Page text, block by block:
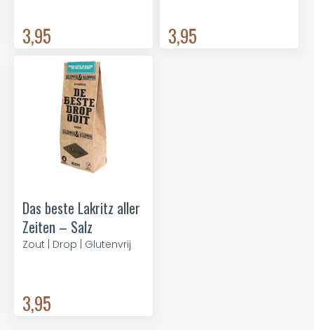
3,95 3,95
Das beste Lakritz aller
Zeiten – Salz
Zout | Drop | Glutenvrij
3,95